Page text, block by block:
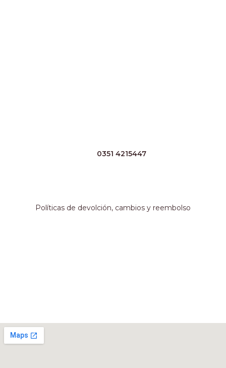
0351 4215447
Políticas de devolción, cambios y reembolso